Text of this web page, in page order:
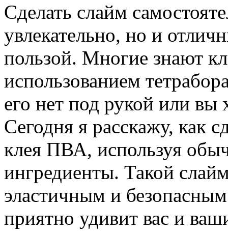
Сделать слайм
увлекательно, но и
пользой. Многие знают
использованием
его нет под рукой или вы
Сегодня я расскажу, как
клея ПВА, используя
ингредиенты. Такой
эластичным и безопасным
приятно удивит вас и